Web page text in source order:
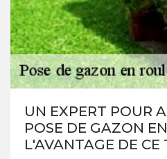
UN EXPERT POUR
POSE DE GAZON
L'AVANTAGE DE CE